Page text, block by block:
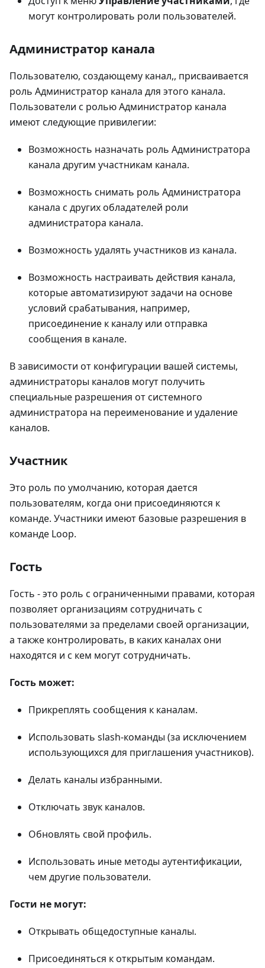
могут контролировать роли пользователей.
Администратор канала
Пользователю, создающему канал,, присваивается
роль Администратор канала для этого канала.
Пользователи с ролью Администратор канала
имеют следующие привилегии:
Возможность назначать роль Администратора
канала другим участникам канала.
Возможность снимать роль Администратора
канала с других обладателей роли
администратора канала.
Возможность удалять участников из канала.
Возможность настраивать действия канала,
которые автоматизируют задачи на основе
условий срабатывания, например,
присоединение к каналу или отправка
сообщения в канале.
В зависимости от конфигурации вашей системы,
администраторы каналов могут получить
специальные разрешения от системного
администратора на переименование и удаление
каналов.
Участник
Это роль по умолчанию, которая дается
пользователям, когда они присоединяются к
команде. Участники имеют базовые разрешения в
команде Loop.
Гость
Гость - это роль с ограниченными правами, которая
позволяет организациям сотрудничать с
пользователями за пределами своей организации,
а также контролировать, в каких каналах они
находятся и с кем могут сотрудничать.
Гость может:
Прикреплять сообщения к каналам.
Использовать slash-команды (за исключением
использующихся для приглашения участников).
Делать каналы избранными.
Отключать звук каналов.
Обновлять свой профиль.
Использовать иные методы аутентификации,
чем другие пользователи.
Гости не могут:
Открывать общедоступные каналы.
Присоединяться к открытым командам.